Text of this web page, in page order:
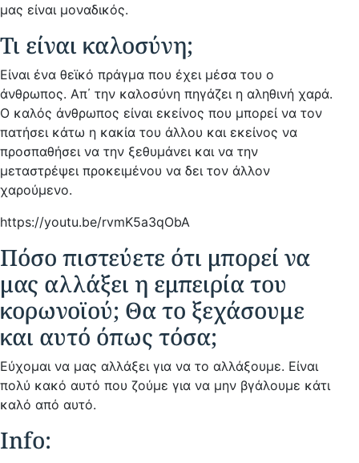
μας είναι μοναδικός.
Τι είναι καλοσύνη;
Είναι ένα θεϊκό πράγμα που έχει μέσα του ο
άνθρωπος. Απ΄ την καλοσύνη πηγάζει η αληθινή χαρά.
Ο καλός άνθρωπος είναι εκείνος που μπορεί να τον
πατήσει κάτω η κακία του άλλου και εκείνος να
προσπαθήσει να την ξεθυμάνει και να την
μεταστρέψει προκειμένου να δει τον άλλον
χαρούμενο.
https://youtu.be/rvmK5a3qObA
Πόσο πιστεύετε ότι μπορεί να
μας αλλάξει η εμπειρία του
κορωνοϊού; Θα το ξεχάσουμε
και αυτό όπως τόσα;
Εύχομαι να μας αλλάξει για να το αλλάξουμε. Είναι
πολύ κακό αυτό που ζούμε για να μην βγάλουμε κάτι
καλό από αυτό.
Ιnfo: